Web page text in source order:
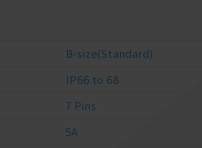
B-size(Standard)
IP66 to 68
7 Pins
5A